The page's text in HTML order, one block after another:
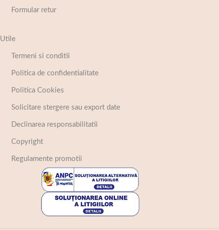
Formular retur
Utile
Termeni si conditii
Politica de confidentialitate
Politica Cookies
Solicitare stergere sau export date
Declinarea responsabilitatii
Copyright
Regulamente promotii